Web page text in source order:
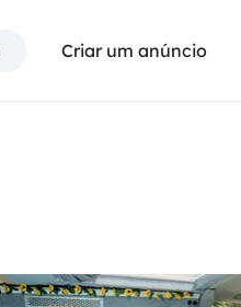
Criar um anúncio